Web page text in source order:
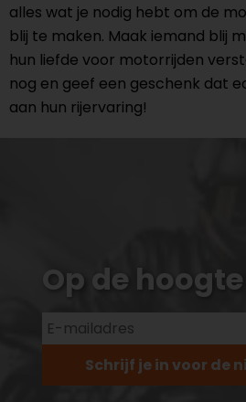
alles wat je nodig hebt om de
blij te maken. Maak iemand blij
hun liefde voor motorrijden
nog en geef een geschenk dat
aan hun rijervaring!
Op de
Schrijf je in voor de